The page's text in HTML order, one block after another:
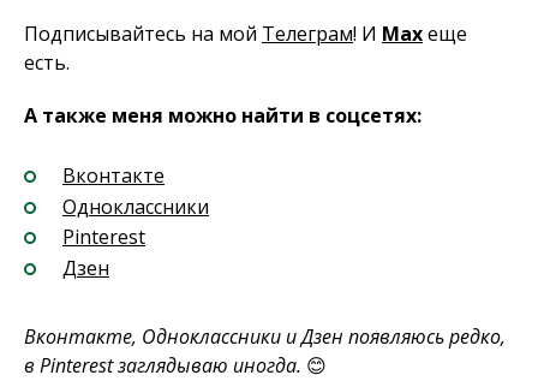
Подписывайтесь на мой Телеграм! И Maxеще
есть.
А также меня можно найти в соцсетях:
Вконтакте
Одноклассники
Pinterest
Дзен
Вконтакте, Одноклассники и Дзен появляюсь редко,
в Pinterest заглядываю иногда. 😊